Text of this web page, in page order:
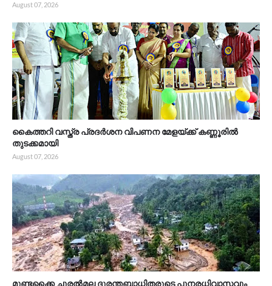
August 07, 2026
കൈത്തറി വസ്ത്ര പ്രദർശന വിപണന മേളയ്ക്ക് കണ്ണൂരിൽ
തുടക്കമായി
August 07, 2026
മുണ്ടക്കൈ ചൂരൽമല ദുരന്തബാധിതരുടെ പുനരധിവാസവും